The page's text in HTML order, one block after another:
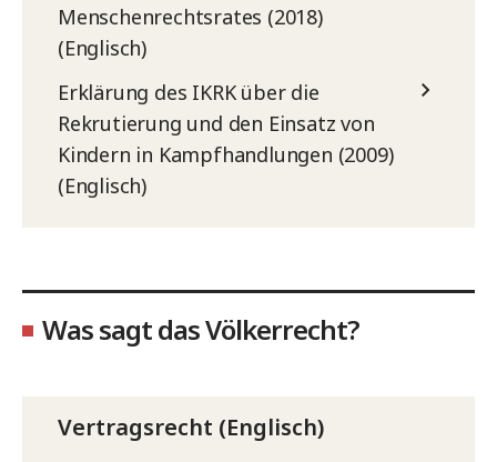
Menschenrechtsrates (2018)
(Englisch)
Erklärung des IKRK über die
Rekrutierung und den Einsatz von
Kindern in Kampfhandlungen (2009)
(Englisch)
Was sagt das Völkerrecht?
Vertragsrecht (Englisch)